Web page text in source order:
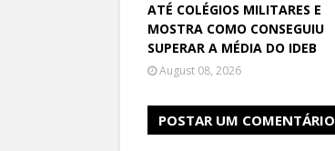
ATÉ COLÉGIOS MILITARES E
MOSTRA COMO CONSEGUIU
SUPERAR A MÉDIA DO IDEB
August 08, 2026
POSTAR UM COMENTÁRIO